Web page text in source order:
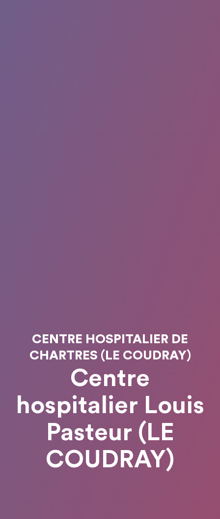
CENTRE HOSPITALIER DE
CHARTRES (LE COUDRAY)
Centre
hospitalier Louis
Pasteur (LE
COUDRAY)